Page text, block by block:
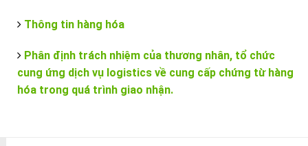
Thông tin hàng hóa
Phân định trách nhiệm của thương nhân, tổ chức
cung ứng dịch vụ logistics về cung cấp chứng từ hàng
hóa trong quá trình giao nhận.